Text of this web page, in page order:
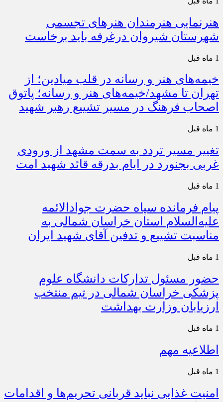
هنرنمایی هنرمندان هنرهای تجسمی
شهرستان شیروان درغرفه باید برخاست
1 ماه قبل
خیمه‌های هنر و رسانه در قلب میادین؛ از
تهران تا مشهد/خیمه‌های هنر و رسانه؛ پاتوق
اصحاب فرهنگ در مسیر تشییع رهبر شهید
1 ماه قبل
تغییر مسیر تردد به سمت مشهد از ورودی
غربی بجنورد در ایام بدرقه قائد شهید امت
1 ماه قبل
پیام فرمانده سپاه حضرت جوادالائمه
علیه‌السلام استان خراسان شمالی به
مناسبت تشییع و تدفین آقای شهید ایران
1 ماه قبل
حضور مسئول تدارکات دانشگاه علوم
پزشکی خراسان شمالی در تیم منتخب
ارزیابان وزارت بهداشت
1 ماه قبل
اطلاعیه مهم
1 ماه قبل
امنیت غذایی نباید قربانی تحریم‌ها و اقدامات